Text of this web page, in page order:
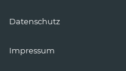
Datenschutz
Impressum